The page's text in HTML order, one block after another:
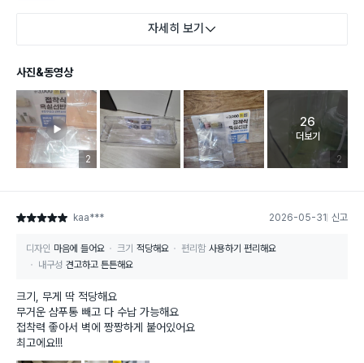
자세히 보기
사진&동영상
리뷰 이미지 등록 개수
2 리뷰 이
2
고객 리뷰
26
더보기
별점 5점 kaa*** 2026-05-31 신고
디자인 마음에 들어요 크기 적당해요 편리함 사용하기 편리해요
내구성 견고하고 튼튼해요
크기, 무게 딱 적당해요
무거운 샴푸통 빼고 다 수납 가능해요
접착력 좋아서 벽에 짱짱하게 붙어있어요
최고에요!!!